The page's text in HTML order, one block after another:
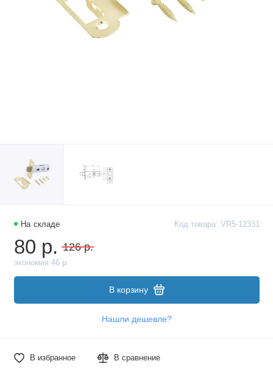
На складе Код товара: VR5-12331
80 р. 126 р.
экономия 46 р.
В корзину
Нашли дешевле?
В избранное В сравнение